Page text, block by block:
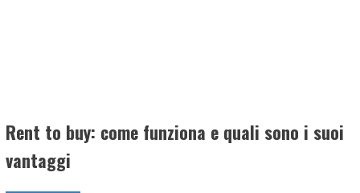
Rent to buy: come funziona e quali sono i suoi
vantaggi